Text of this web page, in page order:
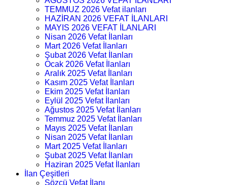
TEMMUZ 2026 Vefat ilanları
HAZİRAN 2026 VEFAT İLANLARI
MAYIS 2026 VEFAT İLANLARI
Nisan 2026 Vefat İlanları
Mart 2026 Vefat İlanları
Şubat 2026 Vefat İlanları
Ocak 2026 Vefat İlanları
Aralık 2025 Vefat İlanları
Kasım 2025 Vefat İlanları
Ekim 2025 Vefat İlanları
Eylül 2025 Vefat İlanları
Ağustos 2025 Vefat İlanları
Temmuz 2025 Vefat İlanları
Mayıs 2025 Vefat İlanları
Nisan 2025 Vefat İlanları
Mart 2025 Vefat İlanları
Şubat 2025 Vefat İlanları
Haziran 2025 Vefat İlanları
İlan Çeşitleri
Sözcü Vefat İlanı